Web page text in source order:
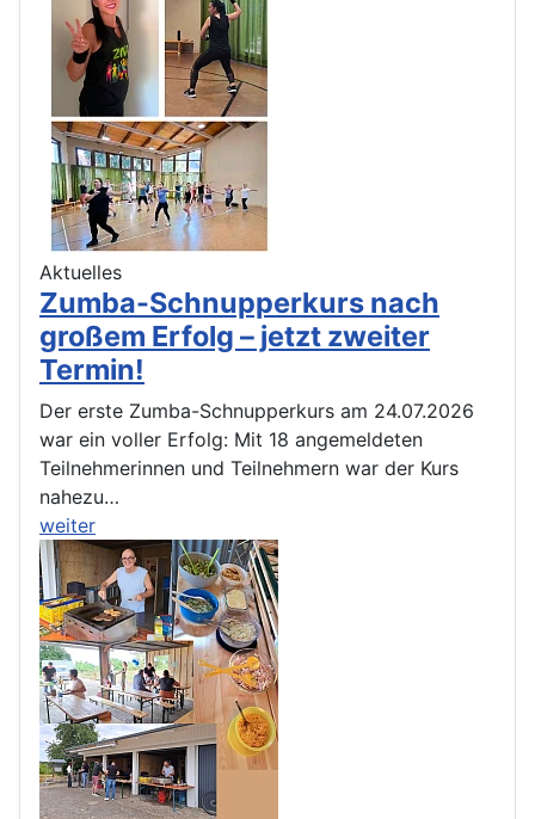
Aktuelles
Zumba-Schnupperkurs nach
großem Erfolg – jetzt zweiter
Termin!
Der erste Zumba-Schnupperkurs am 24.07.2026
war ein voller Erfolg: Mit 18 angemeldeten
Teilnehmerinnen und Teilnehmern war der Kurs
nahezu…
weiter